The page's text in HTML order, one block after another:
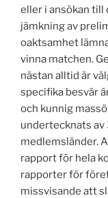
eller i ansökan till
jämkning av
oaktsamhet
vinna matchen.
nästan alltid är
specifika besvär
och kunnig
undertecknats av
medlemsländer.
rapport för hela
rapporter för
missvisande att